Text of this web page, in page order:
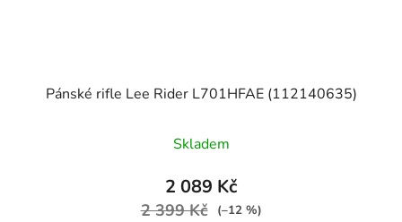
Pánské rifle Lee Rider L701HFAE (112140635)
Skladem
2 089 Kč
2 399 Kč (–12 %)